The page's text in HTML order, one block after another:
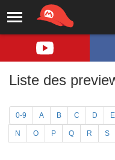
Liste des
0-9 A B C D E
N O P Q R S